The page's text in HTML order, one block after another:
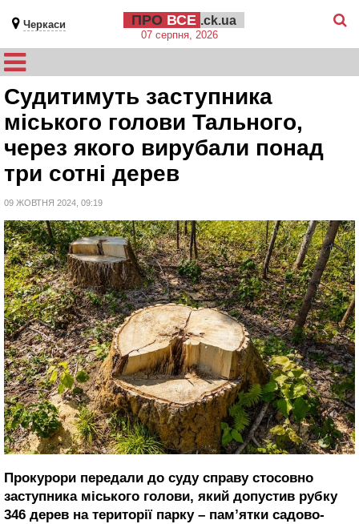
Черкаси ПРО ВСЕ .ck.ua
07 серпня, 2026
Судитимуть заступника
міського голови Тального,
через якого вирубали понад
три сотні дерев
09 ЖОВТНЯ 2024, 09:19
Прокурори передали до суду справу стосовно
заступника міського голови, який допустив рубку
346 дерев на території парку – пам’ятки садово-